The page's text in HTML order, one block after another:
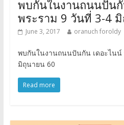
พบกันในงานถนนปัน
พระราม 9 วันที่ 3-4
June 3, 2017 oranuch foroldy
พบกันในงานถนนปันกัน เดอะไนน์
มิถุนายน 60
Read more